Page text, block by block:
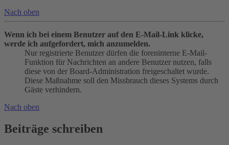
Nach oben
Wenn ich bei einem Benutzer auf den E-Mail-Link klicke,
werde ich aufgefordert, mich anzumelden.
Nur registrierte Benutzer dürfen die foreninterne E-Mail-
Funktion für Nachrichten an andere Benutzer nutzen, falls
diese von der Board-Administration freigeschaltet wurde.
Diese Maßnahme soll den Missbrauch dieses Systems durch
Gäste verhindern.
Nach oben
Beiträge schreiben